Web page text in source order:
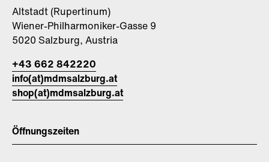
Altstadt (Rupertinum)
Wiener-Philharmoniker-Gasse 9
5020 Salzburg, Austria
+43 662 842220
info(at)mdmsalzburg.at
shop(at)mdmsalzburg.at
Öffnungszeiten